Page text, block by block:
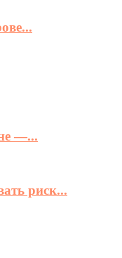
—...
риск...